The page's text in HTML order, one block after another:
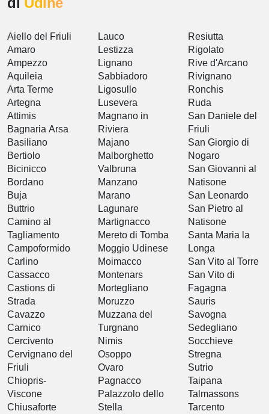
Aiello del Friuli
Amaro
Ampezzo
Aquileia
Arta Terme
Artegna
Attimis
Bagnaria Arsa
Basiliano
Bertiolo
Bicinicco
Bordano
Buja
Buttrio
Camino al
Tagliamento
Campoformido
Carlino
Cassacco
Castions di
Strada
Cavazzo
Carnico
Cercivento
Cervignano del
Friuli
Chiopris-
Viscone
Chiusaforte
Lauco
Lestizza
Lignano
Sabbiadoro
Ligosullo
Lusevera
Magnano in
Riviera
Majano
Malborghetto
Valbruna
Manzano
Marano
Lagunare
Martignacco
Mereto di Tomba
Moggio Udinese
Moimacco
Montenars
Mortegliano
Moruzzo
Muzzana del
Turgnano
Nimis
Osoppo
Ovaro
Pagnacco
Palazzolo dello
Stella
Resiutta
Rigolato
Rive d'Arcano
Rivignano
Ronchis
Ruda
San Daniele del
Friuli
San Giorgio di
Nogaro
San Giovanni al
Natisone
San Leonardo
San Pietro al
Natisone
Santa Maria la
Longa
San Vito al Torre
San Vito di
Fagagna
Sauris
Savogna
Sedegliano
Socchieve
Stregna
Sutrio
Taipana
Talmassons
Tarcento